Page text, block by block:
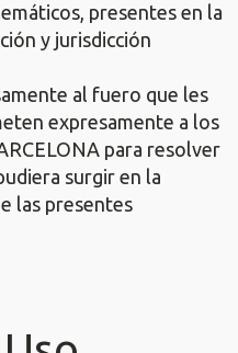
presentes en la
y jurisdicción
al fuero que les
expresamente a los
para resolver
surgir en la
las presentes